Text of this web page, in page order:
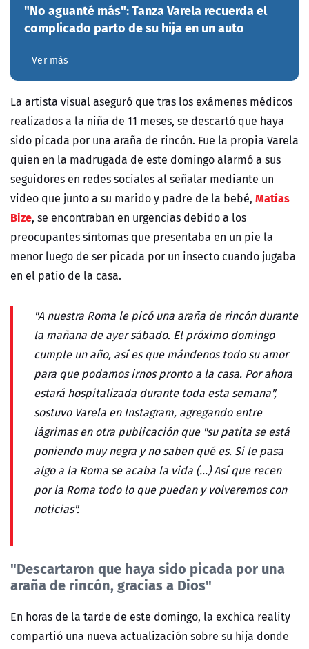
"No aguanté más": Tanza Varela recuerda el
complicado parto de su hija en un auto
Ver más
La artista visual aseguró que tras los exámenes médicos
realizados a la niña de 11 meses, se descartó que haya
sido picada por una araña de rincón. Fue la propia Varela
quien en la madrugada de este domingo alarmó a sus
seguidores en redes sociales al señalar mediante un
video que junto a su marido y padre de la bebé, Matías
Bize, se encontraban en urgencias debido a los
preocupantes síntomas que presentaba en un pie la
menor luego de ser picada por un insecto cuando jugaba
en el patio de la casa.
"A nuestra Roma le picó una araña de rincón durante
la mañana de ayer sábado. El próximo domingo
cumple un año, así es que mándenos todo su amor
para que podamos irnos pronto a la casa. Por ahora
estará hospitalizada durante toda esta semana",
sostuvo Varela en Instagram, agregando entre
lágrimas en otra publicación que "su patita se está
poniendo muy negra y no saben qué es. Si le pasa
algo a la Roma se acaba la vida (...) Así que recen
por la Roma todo lo que puedan y volveremos con
noticias".
"Descartaron que haya sido picada por una
araña de rincón, gracias a Dios"
En horas de la tarde de este domingo, la exchica reality
compartió una nueva actualización sobre su hija donde